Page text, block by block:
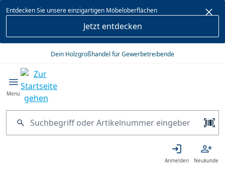
springen
Entdecken Sie unsere einzigartigen Möbeloberflächen
Jetzt entdecken
Dein Holzgroßhandel für Gewerbetreibende
Menü
Anmelden Neukunde